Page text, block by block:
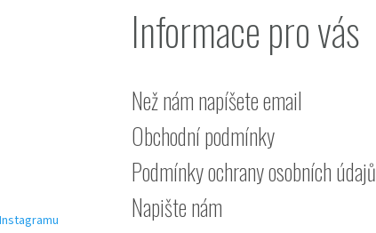
Informace pro vás
Než nám napíšete email
Obchodní podmínky
Podmínky ochrany osobních údajů
Napište nám